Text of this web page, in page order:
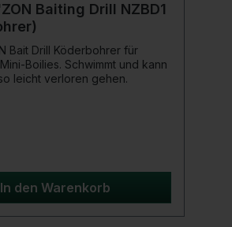
Baiting Drill NZBD1
Bait Drill Köderbohrer für
Boilies. Schwimmt und kann
leicht verloren gehen.
In den Warenkorb